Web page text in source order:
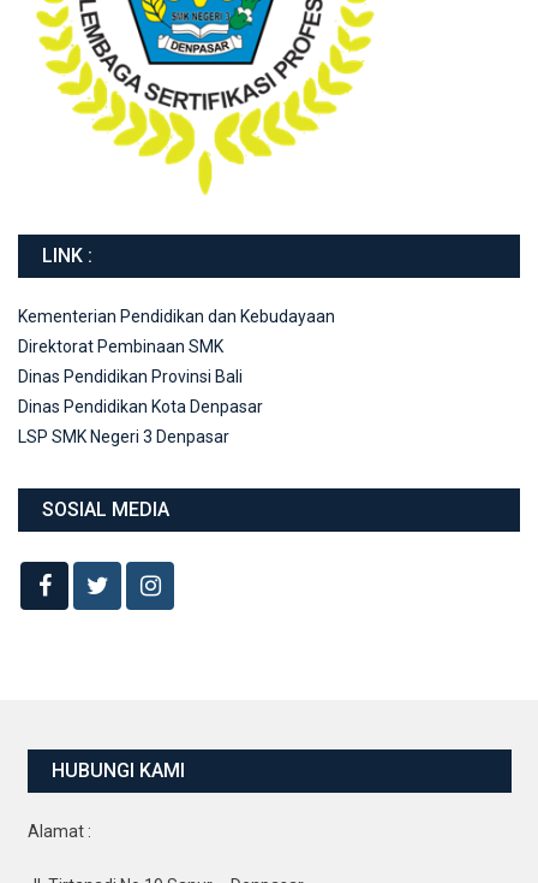
LINK :
Kementerian Pendidikan dan Kebudayaan
Direktorat Pembinaan SMK
Dinas Pendidikan Provinsi Bali
Dinas Pendidikan Kota Denpasar
LSP SMK Negeri 3 Denpasar
SOSIAL MEDIA
HUBUNGI KAMI
Alamat :